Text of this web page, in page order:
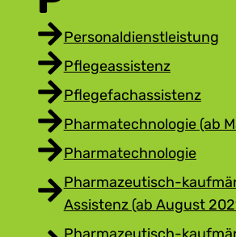
Personaldienstleistung
Pflegeassistenz
Pflegefachassistenz
Pharmatechnologie (ab
Pharmatechnologie
Pharmazeutisch-
Assistenz (ab August